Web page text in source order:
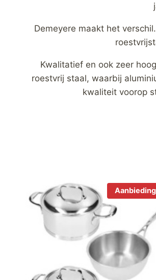
Demeyere maakt het
Kwalitatief en ook zeer
roestvrij staal, waarbij
kwaliteit voorop